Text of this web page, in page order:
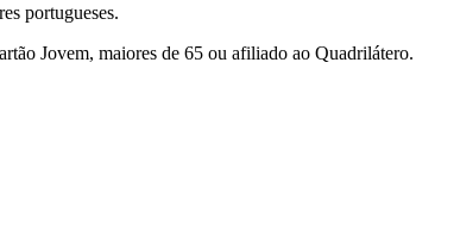
portugueses.
Jovem, maiores de 65 ou afiliado ao Quadrilátero.